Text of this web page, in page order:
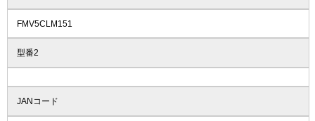
FMV5CLM151
型番2
JANコード